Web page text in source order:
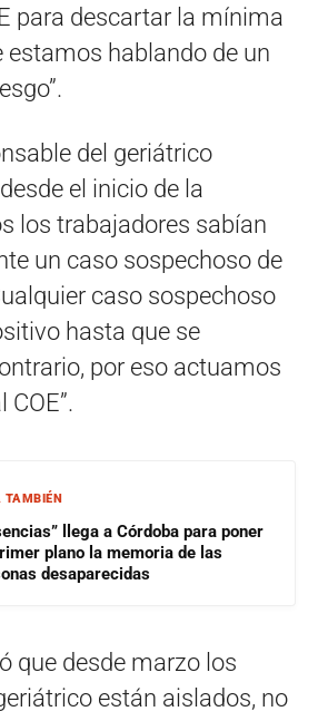
para descartar la mínima
estamos hablando de un
del geriátrico
el inicio de la
los trabajadores sabían
un caso sospechoso de
caso sospechoso
hasta que se
por eso actuamos
TAMBIÉN
llega a Córdoba para poner
plano la memoria de las
desaparecidas
que desde marzo los
están aislados, no